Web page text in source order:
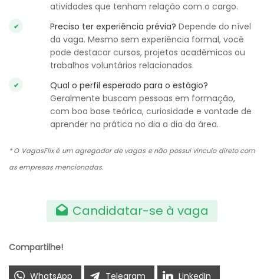
atividades que tenham relação com o cargo.
Preciso ter experiência prévia? Depende do nível
da vaga. Mesmo sem experiência formal, você
pode destacar cursos, projetos acadêmicos ou
trabalhos voluntários relacionados.
Qual o perfil esperado para o estágio?
Geralmente buscam pessoas em formação,
com boa base teórica, curiosidade e vontade de
aprender na prática no dia a dia da área.
* O VagasFlix é um agregador de vagas e não possui vínculo direto com
as empresas mencionadas.
Candidatar-se à vaga
Compartilhe!
WhatsApp Telegram LinkedIn